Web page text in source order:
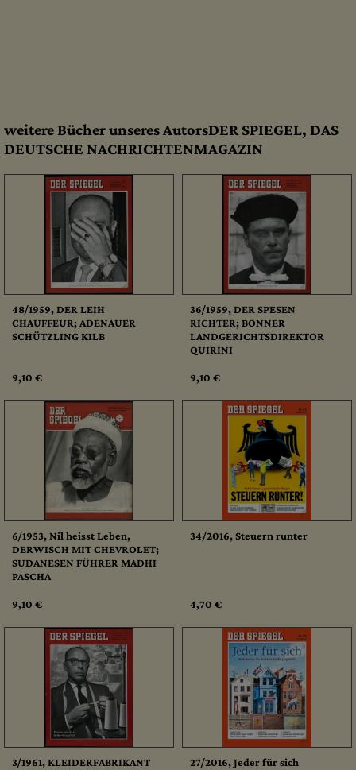
weitere Bücher unseres AutorsDER SPIEGEL, DAS
DEUTSCHE NACHRICHTENMAGAZIN
48/1959, DER LEIH
CHAUFFEUR; ADENAUER
SCHÜTZLING KILB
9,10 €
36/1959, DER SPESEN
RICHTER; BONNER
LANDGERICHTSDIREKTOR
QUIRINI
9,10 €
6/1953, Nil heisst Leben,
DERWISCH MIT CHEVROLET;
SUDANESEN FÜHRER MADHI
PASCHA
9,10 €
34/2016, Steuern runter
4,70 €
3/1961, KLEIDERFABRIKANT
27/2016, Jeder für sich